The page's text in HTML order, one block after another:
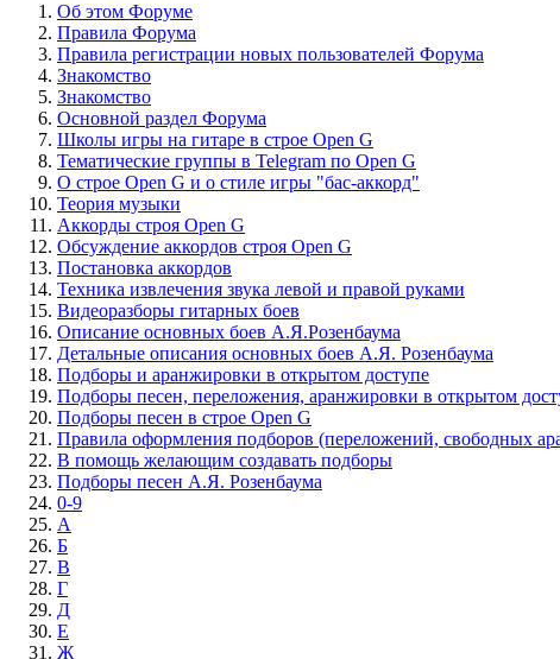
Об этом Форуме
Правила Форума
Правила регистрации новых пользователей Форума
Знакомство
Знакомство
Основной раздел Форума
Школы игры на гитаре в строе Open G
Тематические группы в Telegram по Open G
О строе Open G и о стиле игры "бас-аккорд"
Теория музыки
Аккорды строя Open G
Обсуждение аккордов строя Open G
Постановка аккордов
Техника извлечения звука левой и правой руками
Видеоразборы гитарных боев
Описание основных боев А.Я.Розенбаума
Детальные описания основных боев А.Я. Розенбаума
Подборы и аранжировки в открытом доступе
Подборы песен, переложения, аранжировки в открытом
Подборы песен в строе Open G
Правила оформления подборов (переложений, свободных
В помощь желающим создавать подборы
Подборы песен А.Я. Розенбаума
0-9
А
Б
В
Г
Д
Е
Ж